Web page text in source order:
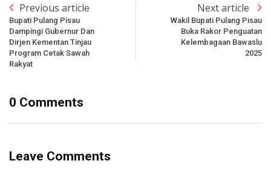
Previous article
Bupati Pulang Pisau
Dampingi Gubernur Dan
Dirjen Kementan Tinjau
Program Cetak Sawah
Rakyat
Next article
Wakil Bupati Pulang Pisau
Buka Rakor Penguatan
Kelembagaan Bawaslu
2025
0 Comments
Leave Comments